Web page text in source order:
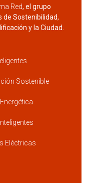
Red, el grupo
de Sostenibilidad,
y la Ciudad.
Sostenible
Eléctricas